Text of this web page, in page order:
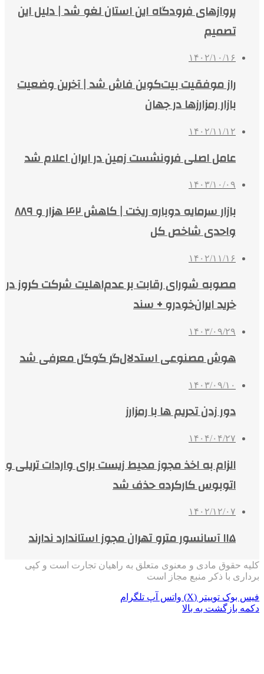
پروازهای فرودگاه این استان لغو شد | دلیل این
تصمیم
۱۴۰۲/۱۰/۱۶
راز موفقیت بیت‌کوین فاش شد | آخرین وضعیت
بازار رمزارزها در جهان
۱۴۰۲/۱۱/۱۲
عامل اصلی فرونشست زمین در ایران اعلام شد
۱۴۰۳/۱۰/۰۹
بازار سرمایه دوباره ریخت | کاهش ۴۲ هزار و ۸۸۹
واحدی شاخص کل
۱۴۰۲/۱۱/۱۶
مصوبه شورای رقابت بر عدم‌اهلیت شرکت کروز در
خرید ایران‌خودرو + سند
۱۴۰۳/۰۹/۲۹
هوش مصنوعی استدلال‌گر گوگل معرفی شد
۱۴۰۳/۰۹/۱۰
دور زدن تحریم ها با رمزارز
۱۴۰۴/۰۴/۲۷
الزام به اخذ مجوز محیط زیست برای واردات تریلی و
اتوبوس کارکرده حذف شد
۱۴۰۲/۱۲/۰۷
۱۱۵ آسانسور مترو تهران مجوز استاندارد ندارند
کلیه حقوق مادی و معنوی متعلق به راهیان تجارت است و کپی
برداری با ذکر منبع مجاز است
فیس بوک توییتر (X) واتس آپ تلگرام
دکمه بازگشت به بالا